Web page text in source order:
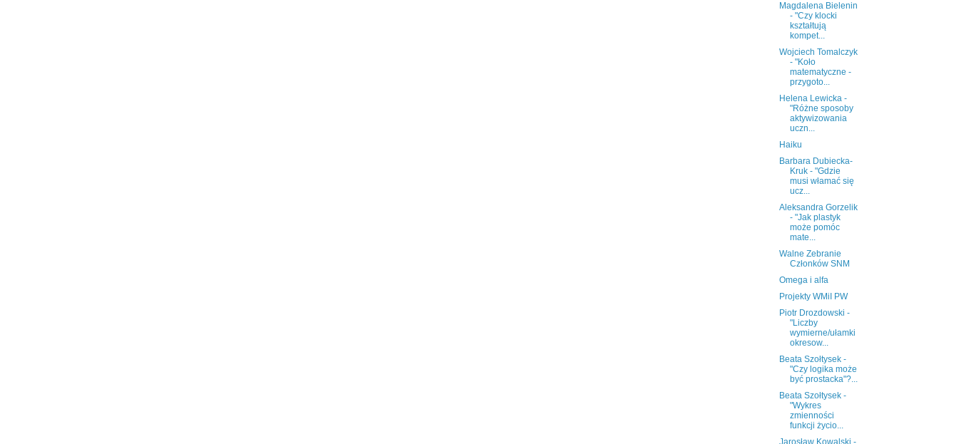
Magdalena Bielenin
- "Czy klocki
kształtują
kompet...
Wojciech Tomalczyk
- "Koło
matematyczne -
przygoto...
Helena Lewicka -
"Różne sposoby
aktywizowania
uczn...
Haiku
Barbara Dubiecka-
Kruk - "Gdzie
musi włamać się
ucz...
Aleksandra Gorzelik
- "Jak plastyk
może pomóc
mate...
Walne Zebranie
Członków SNM
Omega i alfa
Projekty WMiI PW
Piotr Drozdowski -
"Liczby
wymierne/ułamki
okresow...
Beata Szołtysek -
"Czy logika może
być prostacka"?...
Beata Szołtysek -
"Wykres
zmienności
funkcji życio...